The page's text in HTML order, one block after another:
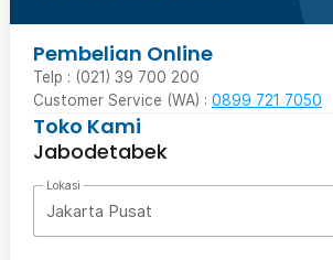
Pembelian Online
Telp : (021) 39 700 200
Customer Service (WA) : 0899 721 7050
Toko Kami
Jabodetabek
Lokasi
Jakarta Pusat